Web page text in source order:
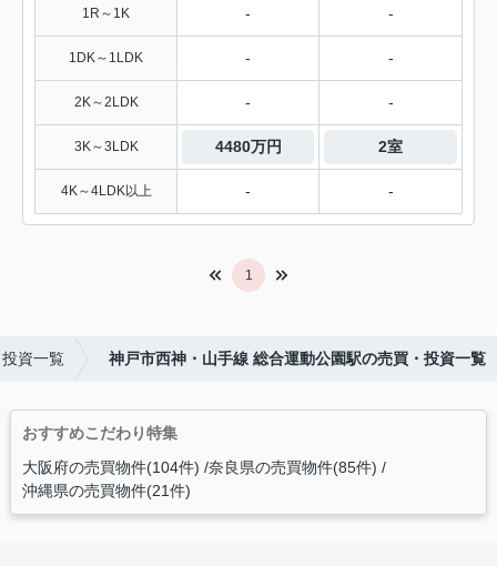
1R～1K - -
1DK～1LDK - -
2K～2LDK - -
3K～3LDK 4480万円 2室
4K～4LDK以上 - -
1
資一覧 神戸市西神・山手線 総合運動公園駅の売買・投資一覧
おすすめこだわり特集
大阪府の売買物件(104件) 奈良県の売買物件(85件)
沖縄県の売買物件(21件)